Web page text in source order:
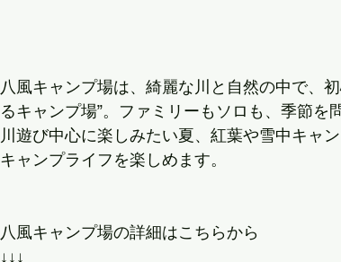
八風キャンプ場は、綺麗な川と自然の中で、
るキャンプ場”。ファミリーもソロも、季節を
川遊び中心に楽しみたい夏、紅葉や雪中キャ
キャンプライフを楽しめます。
八風キャンプ場の詳細はこちらから
↓↓↓